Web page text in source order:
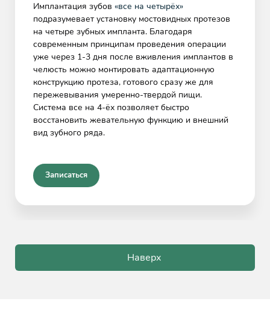
Имплантация зубов «все на четырёх»
подразумевает установку мостовидных протезов
на четыре зубных импланта. Благодаря
современным принципам проведения операции
уже через 1-3 дня после вживления имплантов в
челюсть можно монтировать адаптационную
конструкцию протеза, готового сразу же для
пережевывания умеренно-твердой пищи.
Система все на 4-ёх позволяет быстро
восстановить жевательную функцию и внешний
вид зубного ряда.
Записаться
Наверх